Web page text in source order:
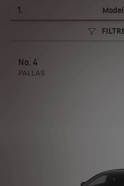
1 . Model
No. 4
PALLAS